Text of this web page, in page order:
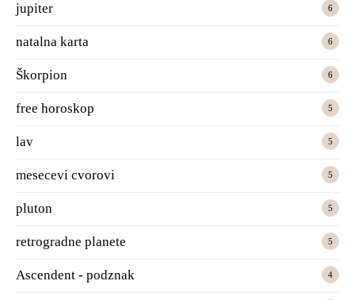
jupiter 6
natalna karta 6
Škorpion 6
free horoskop 5
lav 5
mesecevi cvorovi 5
pluton 5
retrogradne planete 5
Ascendent - podznak 4